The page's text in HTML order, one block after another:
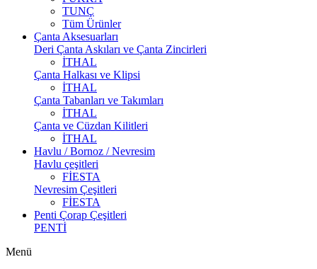
TUNÇ
Tüm Ürünler
Çanta Aksesuarları
Deri Çanta Askıları ve Çanta Zincirleri
İTHAL
Çanta Halkası ve Klipsi
İTHAL
Çanta Tabanları ve Takımları
İTHAL
Çanta ve Cüzdan Kilitleri
İTHAL
Havlu / Bornoz / Nevresim
Havlu çeşitleri
FİESTA
Nevresim Çeşitleri
FİESTA
Penti Çorap Çeşitleri
PENTİ
Menü